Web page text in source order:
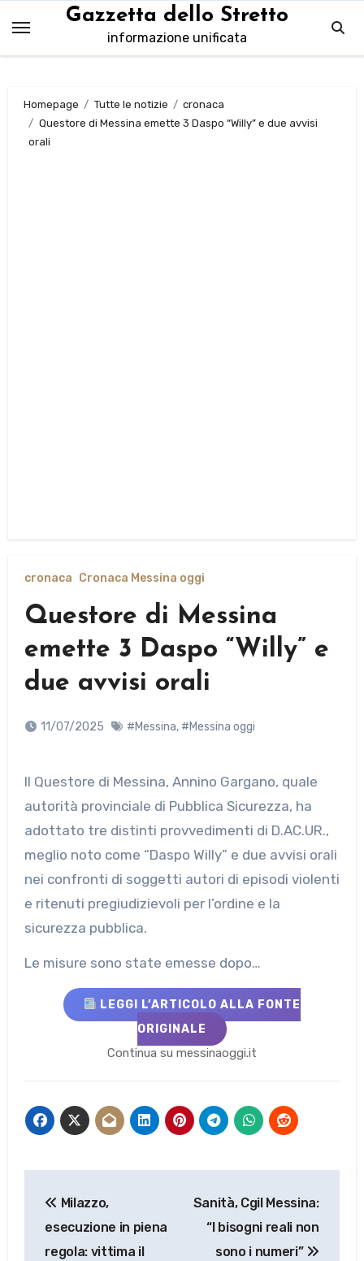
contenuto
Gazzetta dello Stretto
informazione unificata
Homepage Tutte le notizie
cronaca
Questore di Messina emette 3 Daspo “Willy” e due avvisi
orali
cronaca Cronaca Messina oggi
Questore di Messina
emette 3 Daspo “Willy” e
due avvisi orali
11/07/2025 #Messina, #Messina oggi
Il Questore di Messina, Annino Gargano, quale
autorità provinciale di Pubblica Sicurezza, ha
adottato tre distinti provvedimenti di D.AC.UR.,
meglio noto come “Daspo Willy” e due avvisi orali
nei confronti di soggetti autori di episodi violenti
e ritenuti pregiudizievoli per l’ordine e la
sicurezza pubblica.
Le misure sono state emesse dopo…
LEGGI L’ARTICOLO ALLA FONTE
ORIGINALE
Continua su messinaoggi.it
articoli
Milazzo,
esecuzione in piena
regola: vittima il
Sanità, Cgil Messina:
“I bisogni reali non
sono i numeri”